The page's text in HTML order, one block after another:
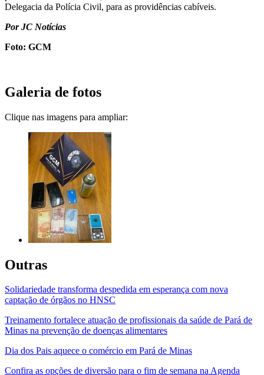
Delegacia da Polícia Civil, para as providências cabíveis.
Por JC Notícias
Foto: GCM
Galeria de fotos
Clique nas imagens para ampliar:
Outras
Solidariedade transforma despedida em esperança com nova
captação de órgãos no HNSC
Treinamento fortalece atuação de profissionais da saúde de Pará de
Minas na prevenção de doenças alimentares
Dia dos Pais aquece o comércio em Pará de Minas
Confira as opções de diversão para o fim de semana na Agenda